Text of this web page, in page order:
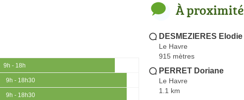
9h - 18h
9h - 18h30
9h - 18h30
À proximité
DESMEZIERES Elodie
Le Havre
915 mètres
PERRET Doriane
Le Havre
1.1 km